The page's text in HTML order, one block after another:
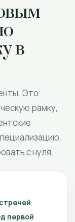
в
Это
рамку,
с нуля.
первой